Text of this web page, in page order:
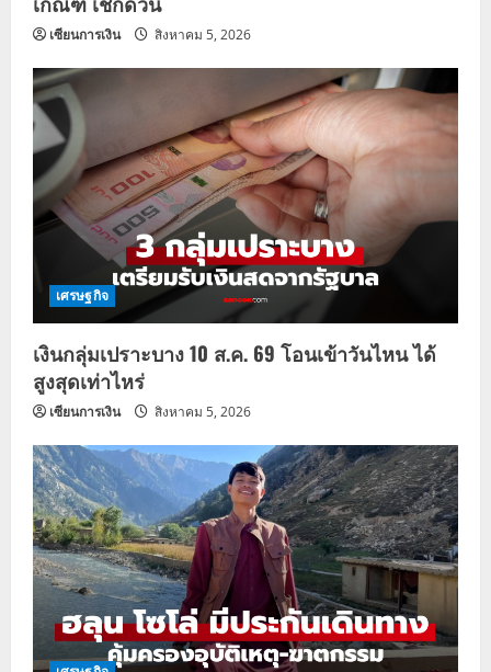
เซียนการเงิน สิงหาคม 5, 2026
เศรษฐกิจ
เงินกลุ่มเปราะบาง 10 ส.ค. 69 โอนเข้าวันไหน ได้
สูงสุดเท่าไหร่
เซียนการเงิน สิงหาคม 5, 2026